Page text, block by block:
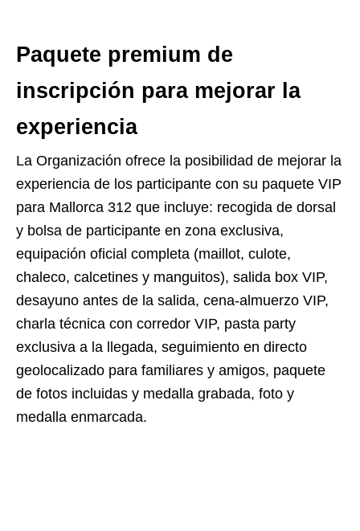
Paquete premium de
inscripción para mejorar la
experiencia
La Organización ofrece la posibilidad de mejorar la
experiencia de los participante con su paquete VIP
para Mallorca 312 que incluye: recogida de dorsal
y bolsa de participante en zona exclusiva,
equipación oficial completa (maillot, culote,
chaleco, calcetines y manguitos), salida box VIP,
desayuno antes de la salida, cena-almuerzo VIP,
charla técnica con corredor VIP, pasta party
exclusiva a la llegada, seguimiento en directo
geolocalizado para familiares y amigos, paquete
de fotos incluidas y medalla grabada, foto y
medalla enmarcada.